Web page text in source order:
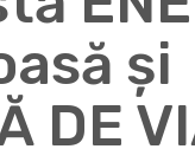
și
DE